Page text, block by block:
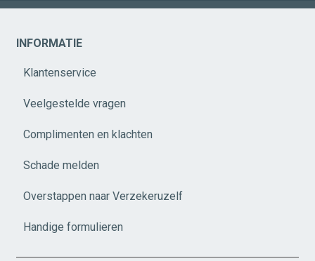
INFORMATIE
Klantenservice
Veelgestelde vragen
Complimenten en klachten
Schade melden
Overstappen naar Verzekeruzelf
Handige formulieren